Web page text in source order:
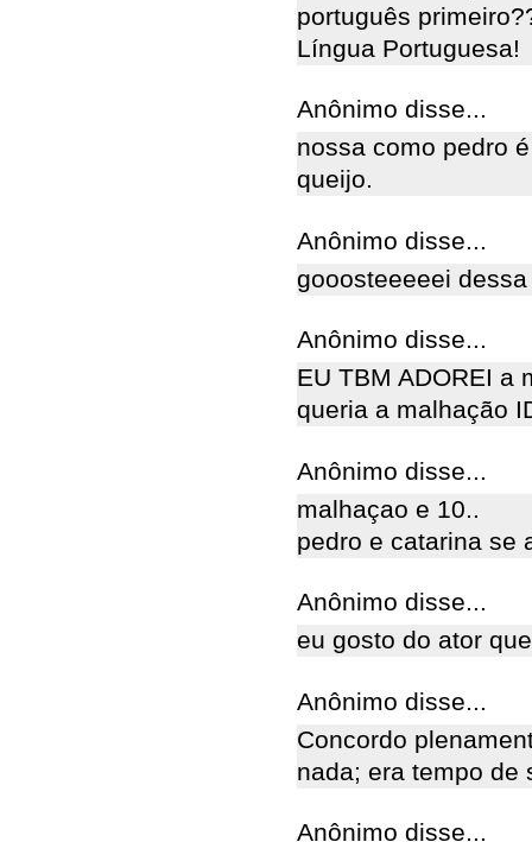
português
Língua Portuguesa!
Anônimo disse...
nossa como pedro
queijo.
Anônimo disse...
gooosteeeeei
Anônimo disse...
EU TBM ADOREI a
queria a malhação
Anônimo disse...
malhaçao e 10..
pedro e catarina se
Anônimo disse...
eu gosto do ator
Anônimo disse...
Concordo
nada; era tempo de
Anônimo disse...